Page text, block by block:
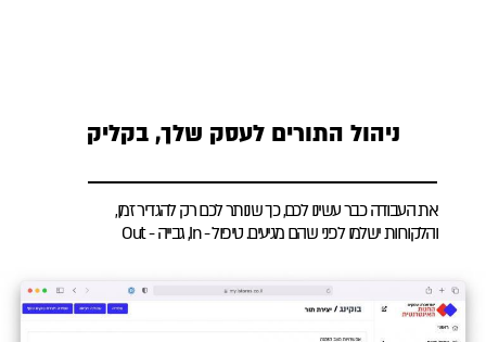
ניהול התורים לעסק שלך, בקליק
את העבודה כבר עשינו לכם, כך שנותר לכם רק להגדיר זמן,
והלקוחות ישלמו לפני שהם מגיעים. טיפול - In, גבייה - Out